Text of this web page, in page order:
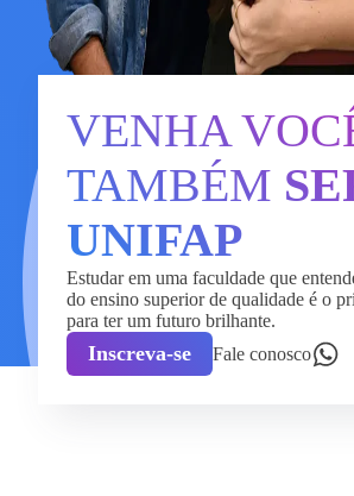
VENHA
TAMBÉM
UNIFAP
Estudar em uma faculdade que
do ensino superior de qualidade é o
para ter um futuro brilhante.
Inscreva-se Fale conosco